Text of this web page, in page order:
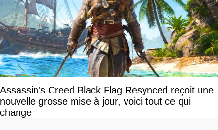
Assassin's Creed Black Flag Resynced reçoit une
nouvelle grosse mise à jour, voici tout ce qui
change